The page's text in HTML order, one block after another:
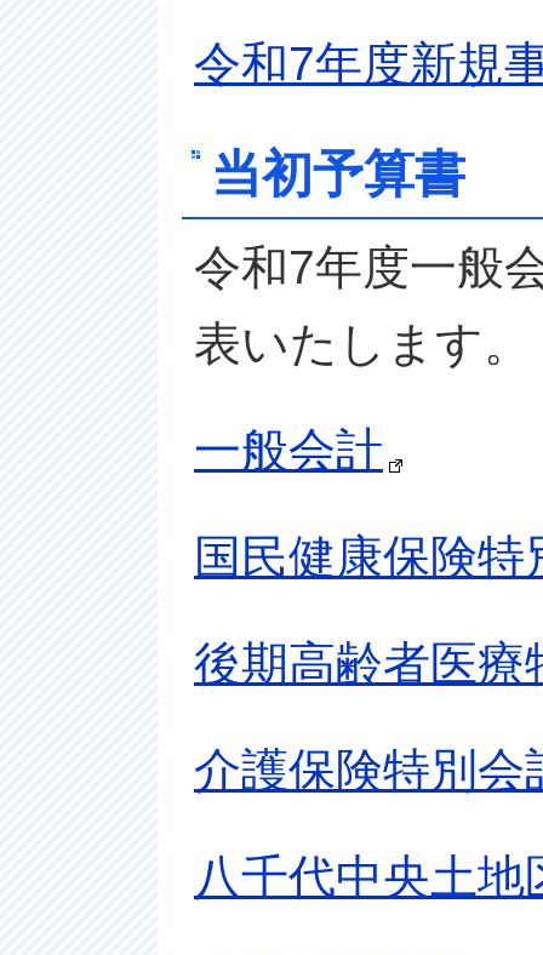
令和7年度新規
当初予算書
令和7年度一般
表いたします。
一般会計
国民健康保険特
後期高齢者医療
介護保険特別会
八千代中央土